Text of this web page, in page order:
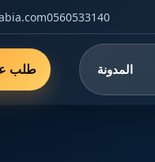
0560533140
المدونة طلب